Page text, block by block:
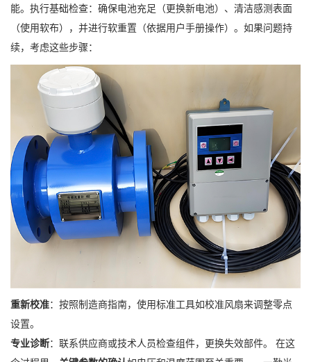
能。执行基础检查：确保电池充足（更换新电池）、清洁感测表面
（使用软布），并进行软重置（依据用户手册操作）。如果问题持
续，考虑这些步骤：
重新校准：按照制造商指南，使用标准工具如校准风扇来调整零点
设置。
专业诊断：联系供应商或技术人员检查组件，更换失效部件。 在这